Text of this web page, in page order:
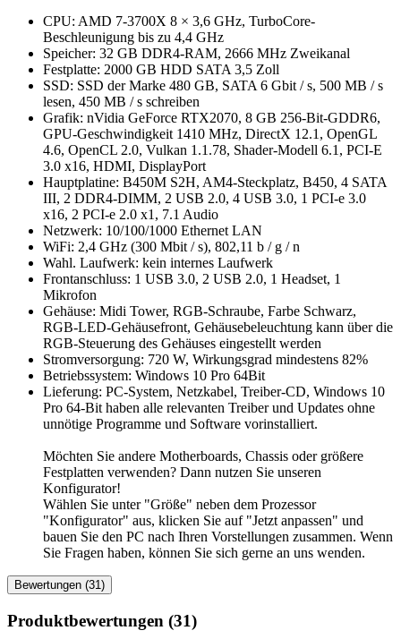
CPU: AMD 7-3700X 8 × 3,6 GHz, TurboCore-
Beschleunigung bis zu 4,4 GHz
Speicher: 32 GB DDR4-RAM, 2666 MHz Zweikanal
Festplatte: 2000 GB HDD SATA 3,5 Zoll
SSD: SSD der Marke 480 GB, SATA 6 Gbit / s, 500 MB / s
lesen, 450 MB / s schreiben
Grafik: nVidia GeForce RTX2070, 8 GB 256-Bit-GDDR6,
GPU-Geschwindigkeit 1410 MHz, DirectX 12.1, OpenGL
4.6, OpenCL 2.0, Vulkan 1.1.78, Shader-Modell 6.1, PCI-E
3.0 x16, HDMI, DisplayPort
Hauptplatine: B450M S2H, AM4-Steckplatz, B450, 4 SATA
III, 2 DDR4-DIMM, 2 USB 2.0, 4 USB 3.0, 1 PCI-e 3.0
x16, 2 PCI-e 2.0 x1, 7.1 Audio
Netzwerk: 10/100/1000 Ethernet LAN
WiFi: 2,4 GHz (300 Mbit / s), 802,11 b / g / n
Wahl. Laufwerk: kein internes Laufwerk
Frontanschluss: 1 USB 3.0, 2 USB 2.0, 1 Headset, 1
Mikrofon
Gehäuse: Midi Tower, RGB-Schraube, Farbe Schwarz,
RGB-LED-Gehäusefront, Gehäusebeleuchtung kann über die
RGB-Steuerung des Gehäuses eingestellt werden
Stromversorgung: 720 W, Wirkungsgrad mindestens 82%
Betriebssystem: Windows 10 Pro 64Bit
Lieferung: PC-System, Netzkabel, Treiber-CD, Windows 10
Pro 64-Bit haben alle relevanten Treiber und Updates ohne
unnötige Programme und Software vorinstalliert.
Möchten Sie andere Motherboards, Chassis oder größere
Festplatten verwenden? Dann nutzen Sie unseren
Konfigurator!
Wählen Sie unter "Größe" neben dem Prozessor
"Konfigurator" aus, klicken Sie auf "Jetzt anpassen" und
bauen Sie den PC nach Ihren Vorstellungen zusammen. Wenn
Sie Fragen haben, können Sie sich gerne an uns wenden.
Bewertungen (31)
Produktbewertungen (31)